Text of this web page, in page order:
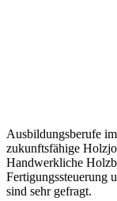
Ausbildungsberufe
zukunftsfähige
Handwerkliche
Fertigungssteuerung
sind sehr gefragt.